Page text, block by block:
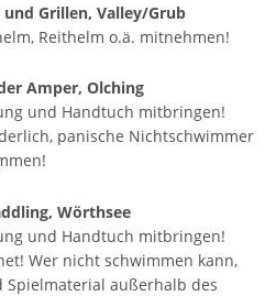
Grillen, Valley/Grub
Reithelm o.ä. mitnehmen!
Amper, Olching
und Handtuch mitbringen!
panische Nichtschwimmer
Wörthsee
und Handtuch mitbringen!
Wer nicht schwimmen kann,
außerhalb des